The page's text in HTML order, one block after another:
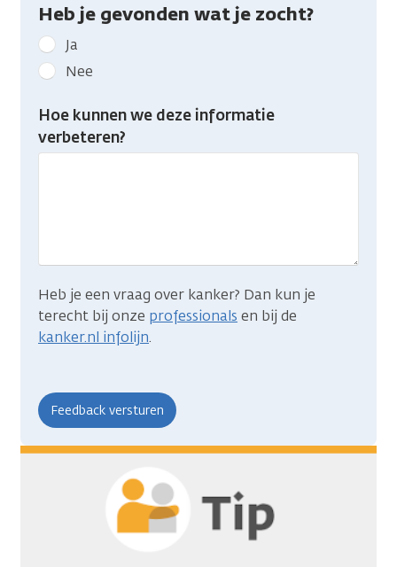
Heb je gevonden wat je zocht?
Geef
kanker.nl
feedback:
Heb
gevonden
Ja
Nee
Hoe kunnen we deze informatie
verbeteren?
Heb je een vraag over kanker? Dan kun je
terecht bij onze professionals en bij de
kanker.nl infolijn.